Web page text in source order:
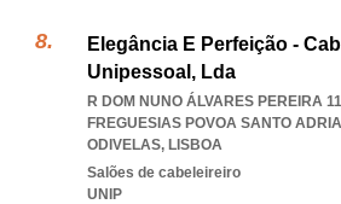
Elegância E Perfeição -
Unipessoal, Lda
R DOM NUNO ÁLVARES PEREIRA
FREGUESIAS POVOA SANTO
ODIVELAS, LISBOA
Salões de cabeleireiro
UNIP